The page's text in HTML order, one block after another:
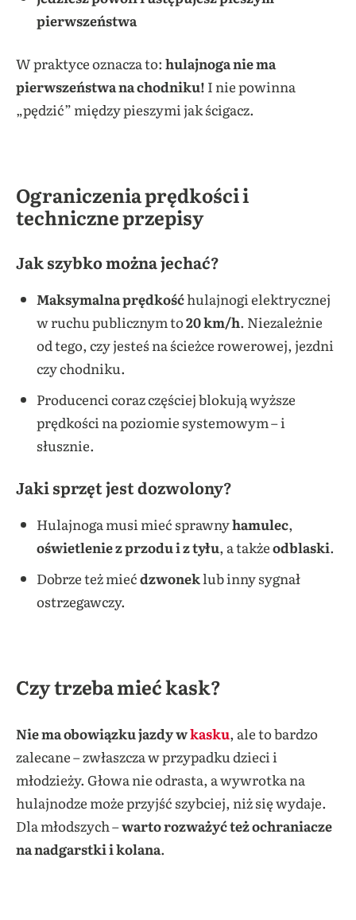
pierwszeństwa
W praktyce oznacza to: hulajnoga nie ma
pierwszeństwa na chodniku! I nie powinna
„pędzić” między pieszymi jak ścigacz.
Ograniczenia prędkości i
techniczne przepisy
Jak szybko można jechać?
Maksymalna prędkośćhulajnogi elektrycznej
w ruchu publicznym to20 km/h. Niezależnie
od tego, czy jesteś na ścieżce rowerowej, jezdni
czy chodniku.
Producenci coraz częściej blokują wyższe
prędkości na poziomie systemowym – i
słusznie.
Jaki sprzęt jest dozwolony?
Hulajnoga musi mieć sprawnyhamulec,
oświetlenie z przodu i z tyłu, a takżeodblaski.
Dobrze też miećdzwoneklub inny sygnał
ostrzegawczy.
Czy trzeba mieć kask?
Nie ma obowiązku jazdy wkasku, ale to bardzo
zalecane – zwłaszcza w przypadku dzieci i
młodzieży. Głowa nie odrasta, a wywrotka na
hulajnodze może przyjść szybciej, niż się wydaje.
Dla młodszych –warto rozważyć też ochraniacze
na nadgarstki i kolana.